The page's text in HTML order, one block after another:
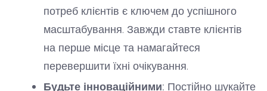
потреб клієнтів є ключем до успішного
масштабування. Завжди ставте клієнтів
на перше місце та намагайтеся
перевершити їхні очікування.
Будьте інноваційними: Постійно шукайте